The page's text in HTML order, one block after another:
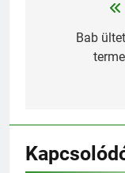
navigáció
Bab